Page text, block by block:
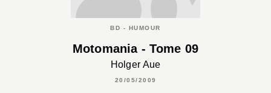
BD - HUMOUR
Motomania - Tome 09
Holger Aue
20/05/2009